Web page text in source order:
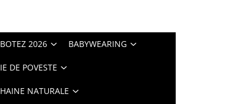
BOTEZ 2026 BABYWEARING
IE DE POVESTE
HAINE NATURALE